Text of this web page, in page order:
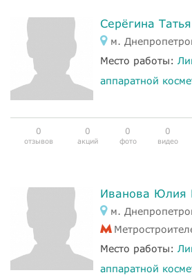
Серёгина
м.
Место работы:
аппаратной
0
отзывов
0
акций
0
фото
0
видео
Иванова Юлия
м.
Место работы:
аппаратной